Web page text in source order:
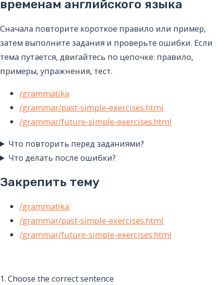
временам английского языка
Сначала повторите короткое правило или пример,
затем выполните задания и проверьте ошибки. Если
тема путается, двигайтесь по цепочке: правило,
примеры, упражнения, тест.
/grammatika
/grammar/past-simple-exercises.html
/grammar/future-simple-exercises.html
Что повторить перед заданиями?
Что делать после ошибки?
Закрепить тему
/grammatika
/grammar/past-simple-exercises.html
/grammar/future-simple-exercises.html
1. Choose the correct sentence